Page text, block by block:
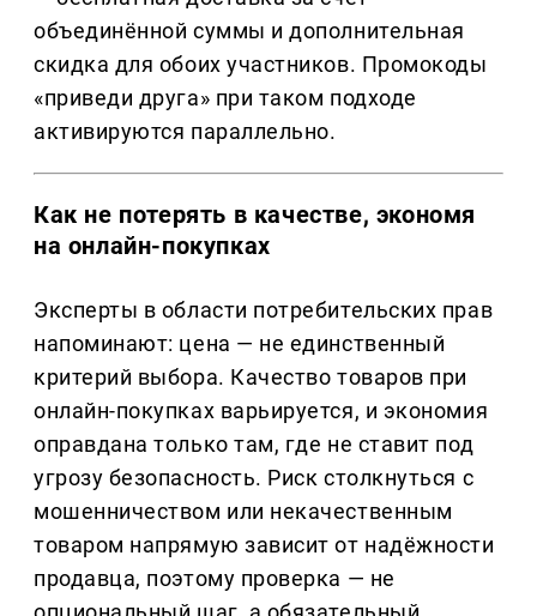
объединённой суммы и дополнительная
скидка для обоих участников. Промокоды
«приведи друга» при таком подходе
активируются параллельно.
Как не потерять в качестве, экономя
на онлайн-покупках
Эксперты в области потребительских прав
напоминают: цена — не единственный
критерий выбора. Качество товаров при
онлайн-покупках варьируется, и экономия
оправдана только там, где не ставит под
угрозу безопасность. Риск столкнуться с
мошенничеством или некачественным
товаром напрямую зависит от надёжности
продавца, поэтому проверка — не